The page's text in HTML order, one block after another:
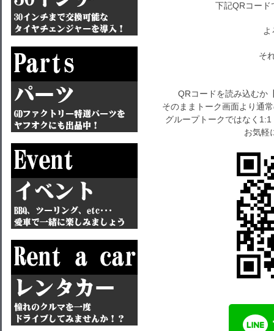
下記QRコード
そ
QRコードを読み込むか
そのままトーク画面より通
グループトークではなく
お気軽